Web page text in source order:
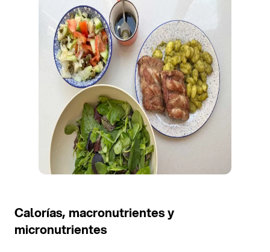
Calorías, macronutrientes y
micronutrientes